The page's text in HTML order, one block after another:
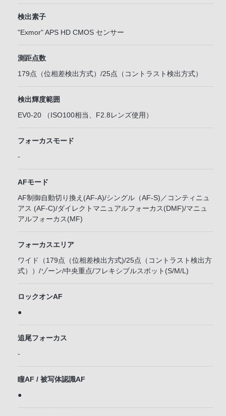
検出素子
"Exmor" APS HD CMOS センサー
測距点数
179点（位相差検出方式）/25点（コントラスト検出方式）
検出輝度範囲
EV0-20 （ISO100相当、F2.8レンズ使用）
フォーカスモード
-
AFモード
AF制御自動切り換え(AF-A)/シングル（AF-S)／コンティニュ
アス (AF-C)/ダイレクトマニュアルフォーカス(DMF)/マニュ
アルフォーカス(MF)
フォーカスエリア
ワイド（179点（位相差検出方式)/25点（コントラスト検出方
式））/ゾーン/中央重点/フレキシブルスポット(S/M/L)
ロックオンAF
●
追尾フォーカス
-
瞳AF / 被写体認識AF
●